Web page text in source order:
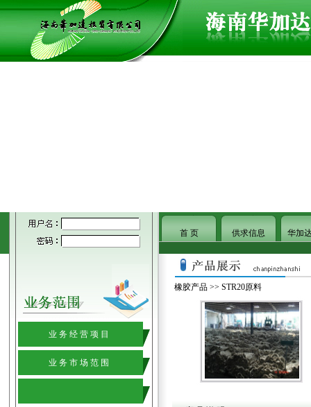
首 页 供求信息 华加
业 务 经 营 项 目
业 务 市 场 范 围
橡胶产品 >> STR20原料